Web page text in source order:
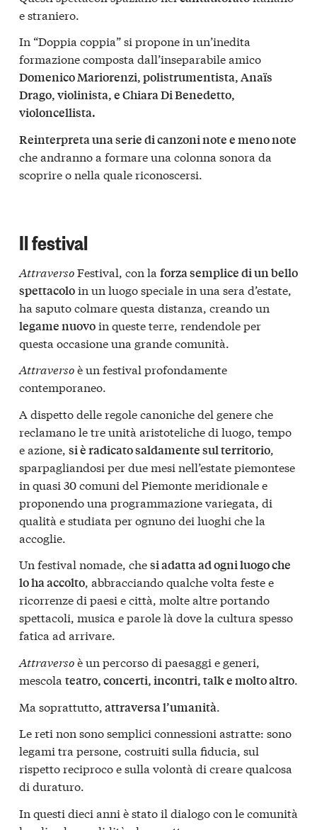
e straniero.
In “Doppia coppia” si propone in un’inedita
formazione composta dall’inseparabile amico
Domenico Mariorenzi, polistrumentista, Anaïs
Drago, violinista, e Chiara Di Benedetto,
violoncellista.
Reinterpreta una serie di canzoni note e meno note
che andranno a formare una colonna sonora da
scoprire o nella quale riconoscersi.
Il festival
AttraversoFestival, con la forza semplice di un bello
spettacoloin un luogo speciale in una sera d’estate,
ha saputo colmare questa distanza, creando un
legame nuovoin queste terre, rendendole per
questa occasione una grande comunità.
Attraversoè un festival profondamente
contemporaneo.
A dispetto delle regole canoniche del genere che
reclamano le tre unità aristoteliche di luogo, tempo
e azione, si è radicato saldamente sul territorio,
sparpagliandosi per due mesi nell’estate piemontese
in quasi 30 comuni del Piemonte meridionale e
proponendo una programmazione variegata, di
qualità e studiata per ognuno dei luoghi che la
accoglie.
Un festival nomade, chesi adatta ad ogni luogo che
lo ha accolto, abbracciando qualche volta feste e
ricorrenze di paesi e città, molte altre portando
spettacoli, musica e parole là dove la cultura spesso
fatica ad arrivare.
Attraversoè un percorso di paesaggi e generi,
mescola teatro, concerti, incontri, talk e molto altro.
Ma soprattutto,attraversa l’umanità.
Le reti non sono semplici connessioni astratte: sono
legami tra persone, costruiti sulla fiducia, sul
rispetto reciproco e sulla volontà di creare qualcosa
di duraturo.
In questi dieci anni è stato il dialogo con le comunità